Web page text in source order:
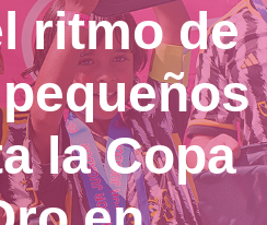
ritmo de
la Copa